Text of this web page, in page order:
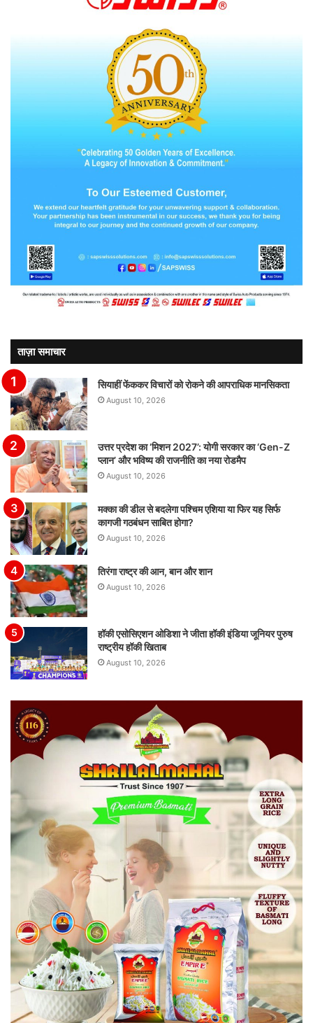
ताज़ा समाचार
सियाहीं फेंककर विचारों को रोकने की आपराधिक मानसिकता
August 10, 2026
उत्तर प्रदेश का ‘मिशन 2027’: योगी सरकार का ‘Gen-Z
प्लान’ और भविष्य की राजनीति का नया रोडमैप
August 10, 2026
मक्का की डील से बदलेगा पश्चिम एशिया या फिर यह सिर्फ
कागजी गठबंधन साबित होगा?
August 10, 2026
तिरंगा राष्ट्र की आन, बान और शान
August 10, 2026
हॉकी एसोसिएशन ओडिशा ने जीता हॉकी इंडिया जूनियर पुरुष
राष्ट्रीय हॉकी खिताब
August 10, 2026